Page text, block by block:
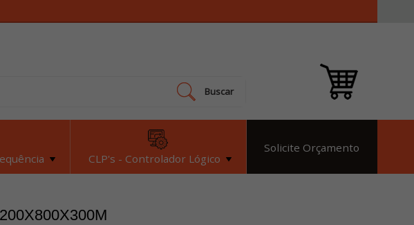
Buscar
CLP's - Controlador Lógico
Solicite Orçamento